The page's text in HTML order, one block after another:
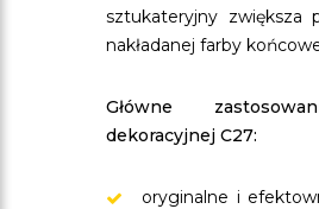
sztukateryjny zwiększa
nakładanej farby
Główne
dekoracyjnej C27:
oryginalne i